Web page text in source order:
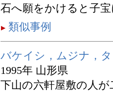
石へ願をかけると子
類似事例
バケイシ，ムジナ，
1995年 山形県
下山の六軒屋敷の人